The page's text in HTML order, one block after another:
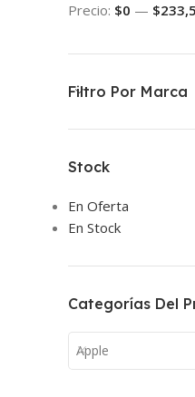
Precio: $0 —
Filtro Por Marca
Stock
En Oferta
En Stock
Categorías Del
Apple